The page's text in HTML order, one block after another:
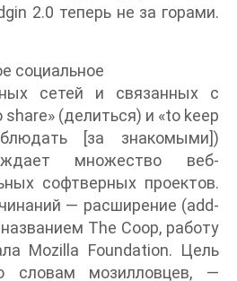
2.0 теперь не за горами.
социальное
сетей и связанных с
(делиться) и «to keep
[за знакомыми])
множество веб-
софтверных проектов.
— расширение (add-
The Coop, работу
Mozilla Foundation. Цель
словам мозилловцев, —